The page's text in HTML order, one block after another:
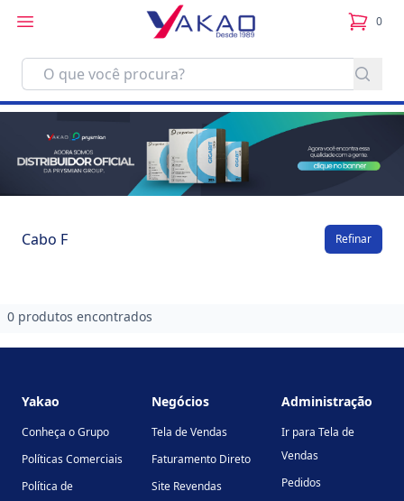
0
itens
Cabo F Refinar
0 produtos encontrados
Yakao
Conheça o Grupo
Políticas Comerciais
Política de
Negócios
Tela de Vendas
Faturamento Direto
Site Revendas
Administração
Ir para Tela de
Vendas
Pedidos